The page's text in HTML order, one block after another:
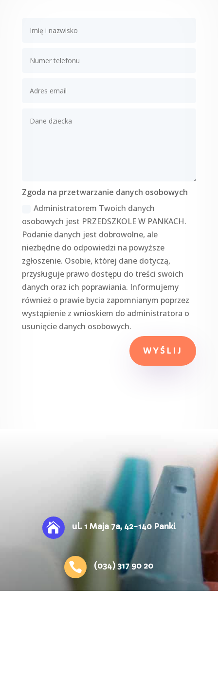
Zgoda na przetwarzanie danych osobowych
Administratorem Twoich danych
osobowych jest PRZEDSZKOLE W PANKACH.
Podanie danych jest dobrowolne, ale
niezbędne do odpowiedzi na powyższe
zgłoszenie. Osobie, której dane dotyczą,
przysługuje prawo dostępu do treści swoich
danych oraz ich poprawiania. Informujemy
również o prawie bycia zapomnianym poprzez
wystąpienie z wnioskiem do administratora o
usunięcie danych osobowych.
WYŚLIJ
 ul. 1 Maja 7a, 42-140 Panki
 (034) 317 90 20